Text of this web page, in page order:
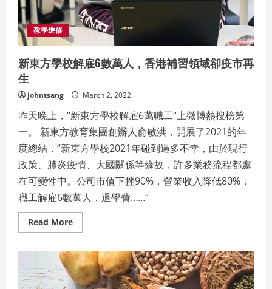
教學進修
新東方學校解雇6數萬人，香港補習領域卻疫市再
生
johntsang March 2, 2022
昨天晚上，“新東方學校解雇6萬職工“上微博熱搜榜第
一。 新東方教育集團創辦人俞敏洪，開展了2021的年
度總結，“新東方學校2021年碰到過多不幸，由於現行
政策、肺炎疫情、大國關係等緣故，許多業務流程都處
在可變性中。公司市值下挫90%，營業收入降低80%，
職工解雇6數萬人，退學費……“
Read MoreRead
more
東
方
學
校